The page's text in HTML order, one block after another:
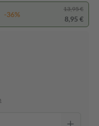
-36%
13,95 €
8,95 €